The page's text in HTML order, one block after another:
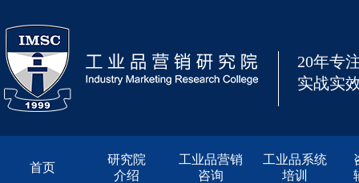
20年专
实战实
首页
研究院
介绍
工业品营销
咨询
工业品系统
培训